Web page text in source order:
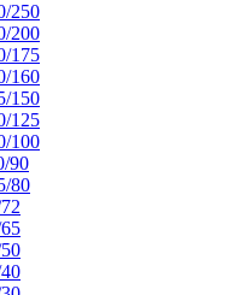
250
200
175
160
150
125
100
90
80